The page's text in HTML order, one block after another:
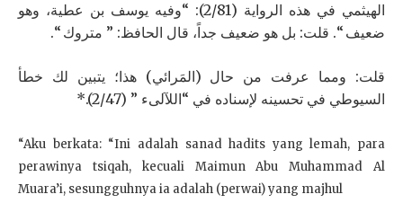
الهيثمي في هذه الرواية (2/81): “وفيه يوسف بن عطية، وهو
ضعيف “. قلت: بل هو ضعيف جداً، قال الحافظ: ” متروك “.
قلت: ومما عرفت من حال (المَرائي) هذا؛ يتبين لك خطأ
السيوطي في تحسينه لإسناده في “اللآلىء ” (2/47).*
“Aku berkata: “Ini adalah sanad hadits yang lemah, para
perawinya tsiqah, kecuali Maimun Abu Muhammad Al
Muara’i, sesungguhnya ia adalah (perwai) yang majhul